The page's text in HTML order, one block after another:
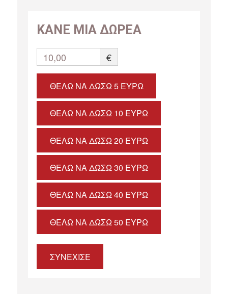
ΚΑΝΕ ΜΙΑ ΔΩΡΕΑ
10,00 €
ΘΈΛΩ ΝΑ ΔΏΣΩ 5 ΕΥΡΏ
ΘΈΛΩ ΝΑ ΔΏΣΩ 10 ΕΥΡΏ
ΘΈΛΩ ΝΑ ΔΏΣΩ 20 ΕΥΡΏ
ΘΈΛΩ ΝΑ ΔΏΣΩ 30 ΕΥΡΏ
ΘΈΛΩ ΝΑ ΔΏΣΩ 40 ΕΥΡΏ
ΘΈΛΩ ΝΑ ΔΏΣΩ 50 ΕΥΡΏ
ΣΥΝΕΧΙΣΕ